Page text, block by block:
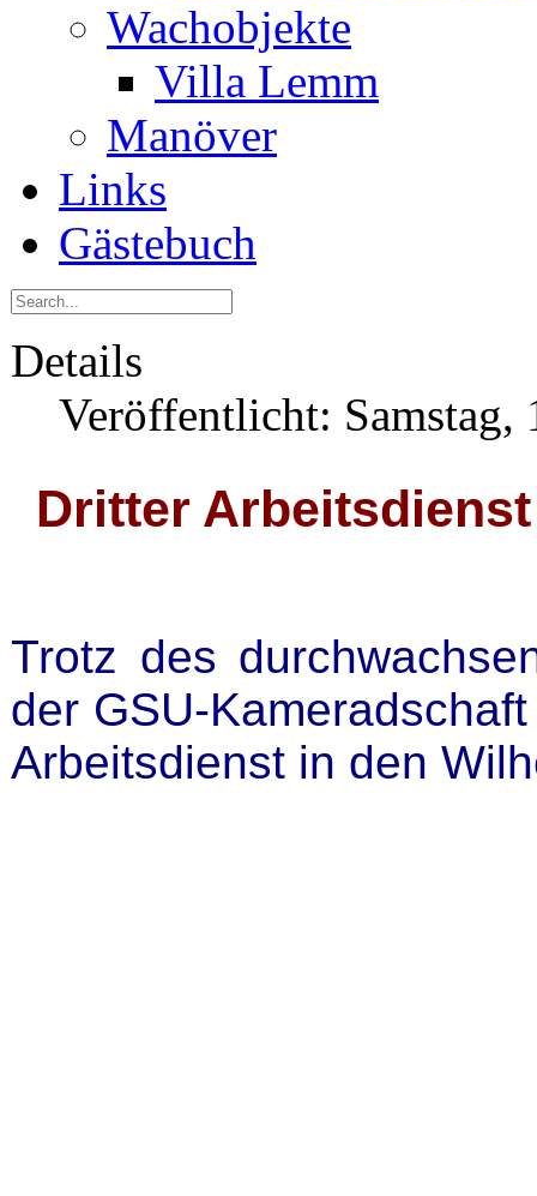
Wachobjekte
Villa Lemm
Manöver
Links
Gästebuch
Details
Veröffentlicht: Samstag,
Dritter
Trotz des
der GSU-
Arbeitsdienst in den